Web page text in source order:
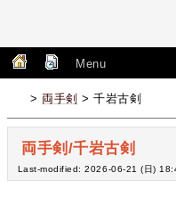
Menu
>両手剣 > 千岩古剣
両手剣/千岩古剣
Last-modified: 2026-06-21 (日)